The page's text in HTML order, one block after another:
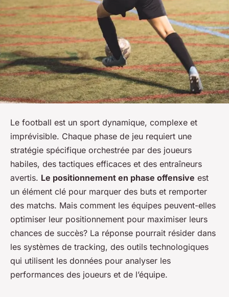
Le football est un sport dynamique, complexe et
imprévisible. Chaque phase de jeu requiert une
stratégie spécifique orchestrée par des joueurs
habiles, des tactiques efficaces et des entraîneurs
avertis. Le positionnement en phase offensive est
un élément clé pour marquer des buts et remporter
des matchs. Mais comment les équipes peuvent-elles
optimiser leur positionnement pour maximiser leurs
chances de succès? La réponse pourrait résider dans
les systèmes de tracking, des outils technologiques
qui utilisent les données pour analyser les
performances des joueurs et de l’équipe.